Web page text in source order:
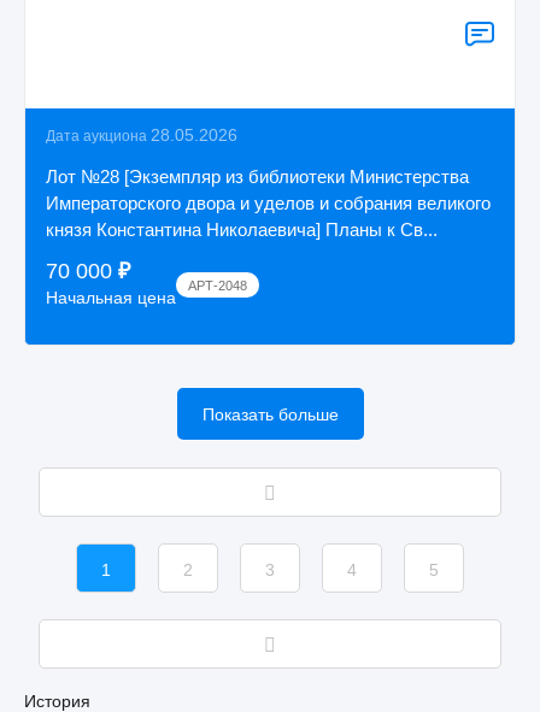
Дата аукциона 28.05.2026
Лот №28 [Экземпляр из библиотеки Министерства
Императорского двора и уделов и собрания великого
князя Константина Николаевича] Планы к Св...
70 000 ₽
Начальная цена
АРТ-2048
Показать больше
1 2 3 4 5
История